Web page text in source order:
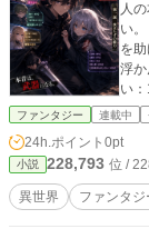
人
い。 ……はずだった。 追放されたその日、レインは謎の少女
を助ける。 だが彼女の
浮かんでいた。
い：
ファンタジー 連載中
24h.ポイント 0pt
小説 228,793 位 /
異世界 ファンタジ